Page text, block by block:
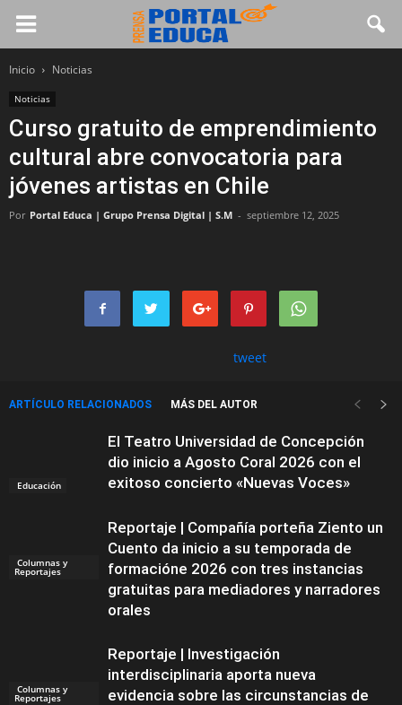
Inicio Noticias
Noticias
Curso gratuito de emprendimiento
cultural abre convocatoria para
jóvenes artistas en Chile
Por Portal Educa | Grupo Prensa Digital | S.M - septiembre 12, 2025
tweet
ARTÍCULO RELACIONADOS MÁS DEL AUTOR
Educación
El Teatro Universidad de Concepción
dio inicio a Agosto Coral 2026 con el
exitoso concierto «Nuevas Voces»
Columnas y
Reportajes
Reportaje | Compañía porteña Ziento un
Cuento da inicio a su temporada de
formacióne 2026 con tres instancias
gratuitas para mediadores y narradores
orales
Columnas y
Reportajes
Reportaje | Investigación
interdisciplinaria aporta nueva
evidencia sobre las circunstancias de